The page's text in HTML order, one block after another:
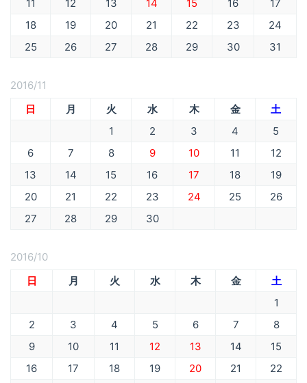
11
12 13 14 15 16
17
18
19 20 21 22 23
24
25
26 27 28 29 30 31
2016/11
日
月 火 水 木 金
土
1
2 3 4
5
6
7 8 9 10 11
12
13
14 15 16 17 18
19
20
21 22 23 24 25
26
27
28 29 30
2016/10
日
月 火 水 木 金
土
1
2
3 4 5 6 7
8
9
10 11 12 13 14
15
16
17 18 19 20 21
22